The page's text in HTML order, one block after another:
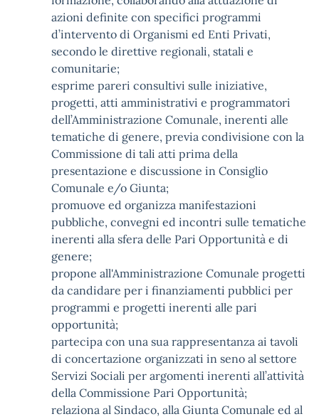
azioni definite con specifici programmi
d’intervento di Organismi ed Enti Privati,
secondo le direttive regionali, statali e
comunitarie;
esprime pareri consultivi sulle iniziative,
progetti, atti amministrativi e programmatori
dell’Amministrazione Comunale, inerenti alle
tematiche di genere, previa condivisione con la
Commissione di tali atti prima della
presentazione e discussione in Consiglio
Comunale e/o Giunta;
promuove ed organizza manifestazioni
pubbliche, convegni ed incontri sulle tematiche
inerenti alla sfera delle Pari Opportunità e di
genere;
propone all'Amministrazione Comunale progetti
da candidare per i finanziamenti pubblici per
programmi e progetti inerenti alle pari
opportunità;
partecipa con una sua rappresentanza ai tavoli
di concertazione organizzati in seno al settore
Servizi Sociali per argomenti inerenti all’attività
della Commissione Pari Opportunità;
relaziona al Sindaco, alla Giunta Comunale ed al